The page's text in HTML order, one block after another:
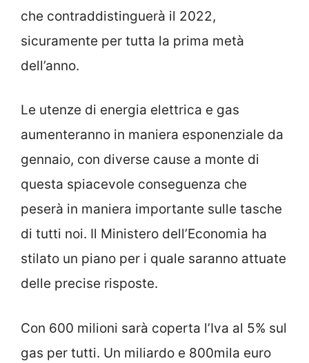
che contraddistinguerà il 2022,
sicuramente per tutta la prima metà
dell’anno.
Le utenze di energia elettrica e gas
aumenteranno in maniera esponenziale da
gennaio, con diverse cause a monte di
questa spiacevole conseguenza che
peserà in maniera importante sulle tasche
di tutti noi. Il Ministero dell’Economia ha
stilato un piano per i quale saranno attuate
delle precise risposte.
Con 600 milioni sarà coperta l’Iva al 5% sul
gas per tutti. Un miliardo e 800mila euro